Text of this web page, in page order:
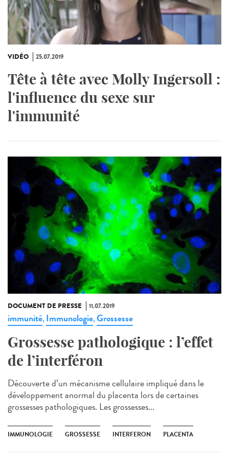
VIDÉO 25.07.2019
Tête à tête avec Molly Ingersoll :
l'influence du sexe sur
l'immunité
DOCUMENT DE PRESSE 11.07.2019
immunité, Immunologie,Grossesse
Grossesse pathologique : l’effet
de l’interféron
Découverte d’un mécanisme cellulaire impliqué dans le
développement anormal du placenta lors de certaines
grossesses pathologiques. Les grossesses...
IMMUNOLOGIE GROSSESSE INTERFERON PLACENTA